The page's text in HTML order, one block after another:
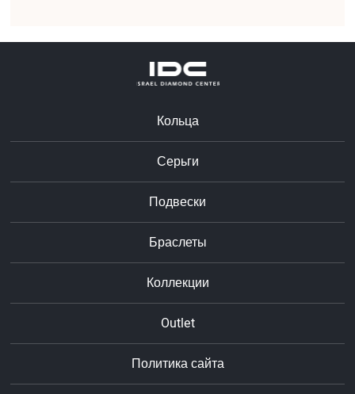
Кольца
Серьги
Подвески
Браслеты
Коллекции
Outlet
Политика сайта